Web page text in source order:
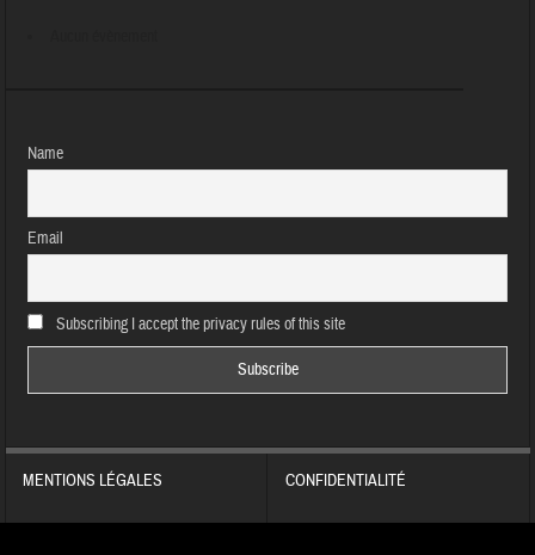
Name
Email
Subscribing I accept the privacy rules of this site
MENTIONS LÉGALES CONFIDENTIALITÉ